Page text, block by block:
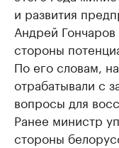
и развития
Андрей
стороны
По его словам,
отрабатывали с
вопросы для
Ранее министр
стороны